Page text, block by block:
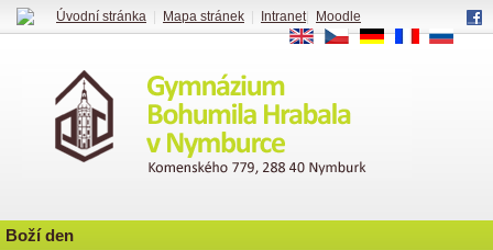
Boží den
Úvodní stránka Mapa stránek Intranet|
Moodle
EN
CS DE FR RU